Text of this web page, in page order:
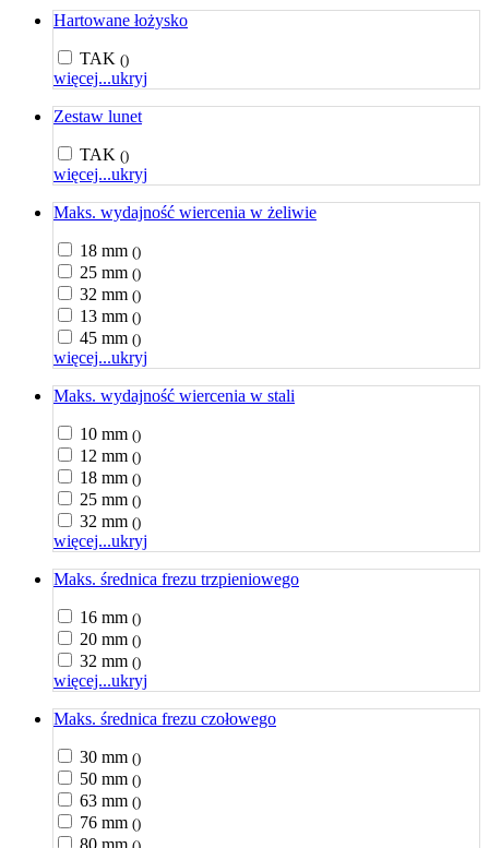
Hartowane łożysko
TAK ()
więcej...ukryj
Zestaw lunet
TAK ()
więcej...ukryj
Maks. wydajność wiercenia w żeliwie
18 mm ()
25 mm ()
32 mm ()
13 mm ()
45 mm ()
więcej...ukryj
Maks. wydajność wiercenia w stali
10 mm ()
12 mm ()
18 mm ()
25 mm ()
32 mm ()
więcej...ukryj
Maks. średnica frezu trzpieniowego
16 mm ()
20 mm ()
32 mm ()
więcej...ukryj
Maks. średnica frezu czołowego
30 mm ()
50 mm ()
63 mm ()
76 mm ()
80 mm